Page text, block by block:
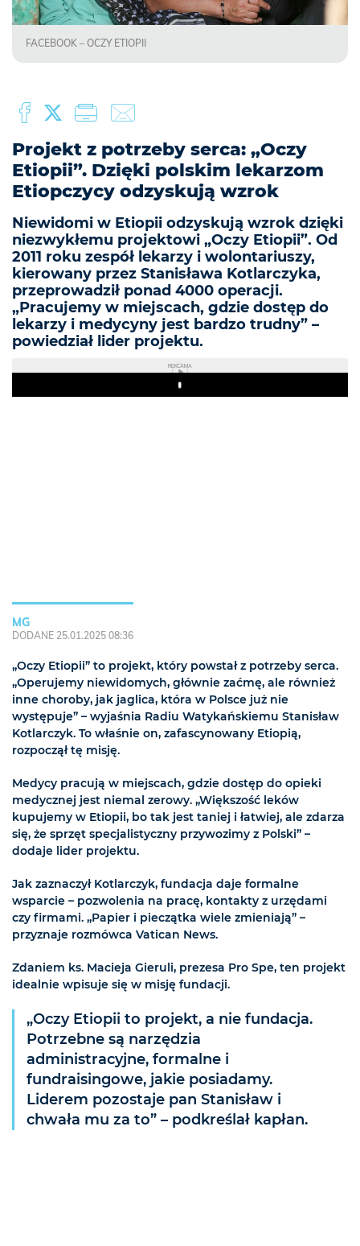
FACEBOOK – OCZY ETIOPII
Projekt z potrzeby serca: „Oczy
Etiopii”. Dzięki polskim lekarzom
Etiopczycy odzyskują wzrok
Niewidomi w Etiopii odzyskują wzrok dzięki
niezwykłemu projektowi „Oczy Etiopii”. Od
2011 roku zespół lekarzy i wolontariuszy,
kierowany przez Stanisława Kotlarczyka,
przeprowadził ponad 4000 operacji.
„Pracujemy w miejscach, gdzie dostęp do
lekarzy i medycyny jest bardzo trudny” –
powiedział lider projektu.
REKLAMA
Play
MG
DODANE 25.01.2025 08:36
„Oczy Etiopii” to projekt, który powstał z potrzeby serca.
„Operujemy niewidomych, głównie zaćmę, ale również
inne choroby, jak jaglica, która w Polsce już nie
występuje” – wyjaśnia Radiu Watykańskiemu Stanisław
Kotlarczyk. To właśnie on, zafascynowany Etiopią,
rozpoczął tę misję.
Medycy pracują w miejscach, gdzie dostęp do opieki
medycznej jest niemal zerowy. „Większość leków
kupujemy w Etiopii, bo tak jest taniej i łatwiej, ale zdarza
się, że sprzęt specjalistyczny przywozimy z Polski” –
dodaje lider projektu.
Jak zaznaczył Kotlarczyk, fundacja daje formalne
wsparcie – pozwolenia na pracę, kontakty z urzędami
czy firmami. „Papier i pieczątka wiele zmieniają” –
przyznaje rozmówca Vatican News.
Zdaniem ks. Macieja Gieruli, prezesa Pro Spe, ten projekt
idealnie wpisuje się w misję fundacji.
„Oczy Etiopii to projekt, a nie fundacja.
Potrzebne są narzędzia
administracyjne, formalne i
fundraisingowe, jakie posiadamy.
Liderem pozostaje pan Stanisław i
chwała mu za to” – podkreślał kapłan.